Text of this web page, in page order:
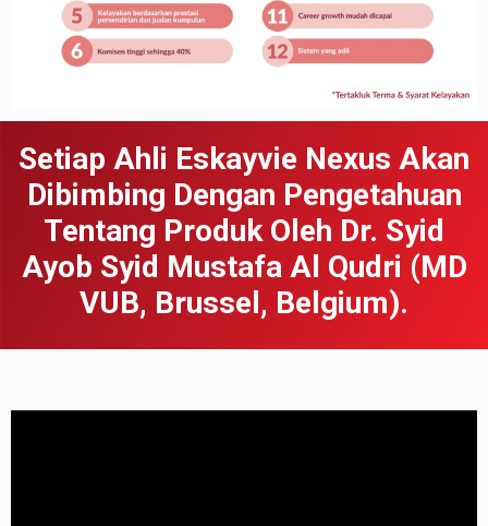
Setiap Ahli Eskayvie Nexus Akan
Dibimbing Dengan Pengetahuan
Tentang Produk Oleh Dr. Syid
Ayob Syid Mustafa Al Qudri (MD
VUB, Brussel, Belgium).